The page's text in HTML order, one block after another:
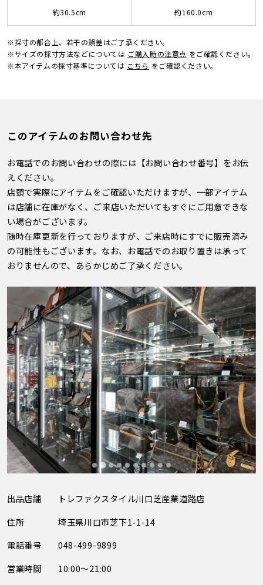
約30.5cm 約160.0cm
※採寸の都合上、若干の誤差はご了承ください。
※サイズの採寸方法などについては ご購入時の注意点 をご確認ください。
※本アイテムの採寸基準については こちら をご確認ください。
このアイテムのお問い合わせ先
お電話でのお問い合わせの際には【お問い合わせ番号】をお伝
えください。
店頭で実際にアイテムをご確認いただけますが、一部アイテム
は店舗に在庫がなく、ご来店いただいてもすぐにご用意できな
い場合がございます。
随時在庫更新を行っておりますが、ご来店時にすでに販売済み
の可能性もございます。なお、お電話でのお取り置きは承って
おりませんので、あらかじめご了承ください。
出品店舗
トレファクスタイル川口芝産業道路店
住所
埼玉県川口市芝下1-1-14
電話番号
048-499-9899
営業時間
10:00～21:00